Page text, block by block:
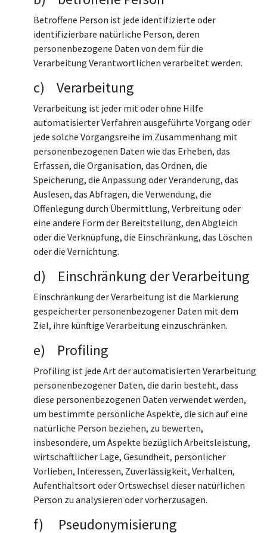
Betroffene Person ist jede identifizierte oder
identifizierbare natürliche Person, deren
personenbezogene Daten von dem für die
Verarbeitung Verantwortlichen verarbeitet werden.
c) Verarbeitung
Verarbeitung ist jeder mit oder ohne Hilfe
automatisierter Verfahren ausgeführte Vorgang oder
jede solche Vorgangsreihe im Zusammenhang mit
personenbezogenen Daten wie das Erheben, das
Erfassen, die Organisation, das Ordnen, die
Speicherung, die Anpassung oder Veränderung, das
Auslesen, das Abfragen, die Verwendung, die
Offenlegung durch Übermittlung, Verbreitung oder
eine andere Form der Bereitstellung, den Abgleich
oder die Verknüpfung, die Einschränkung, das Löschen
oder die Vernichtung.
d) Einschränkung der Verarbeitung
Einschränkung der Verarbeitung ist die Markierung
gespeicherter personenbezogener Daten mit dem
Ziel, ihre künftige Verarbeitung einzuschränken.
e) Profiling
Profiling ist jede Art der automatisierten Verarbeitung
personenbezogener Daten, die darin besteht, dass
diese personenbezogenen Daten verwendet werden,
um bestimmte persönliche Aspekte, die sich auf eine
natürliche Person beziehen, zu bewerten,
insbesondere, um Aspekte bezüglich Arbeitsleistung,
wirtschaftlicher Lage, Gesundheit, persönlicher
Vorlieben, Interessen, Zuverlässigkeit, Verhalten,
Aufenthaltsort oder Ortswechsel dieser natürlichen
Person zu analysieren oder vorherzusagen.
f) Pseudonymisierung